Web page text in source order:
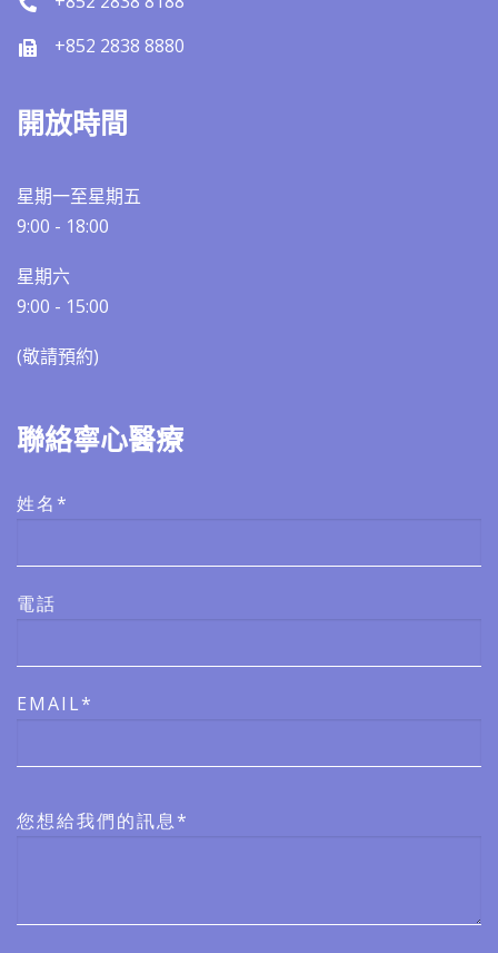
+852 2838 8880
開放時間
星期一至星期五
9:00 - 18:00
星期六
9:00 - 15:00
(敬請預約)​​
聯絡寧心醫療
姓名*
電話
EMAIL*
您想給我們的訊息*